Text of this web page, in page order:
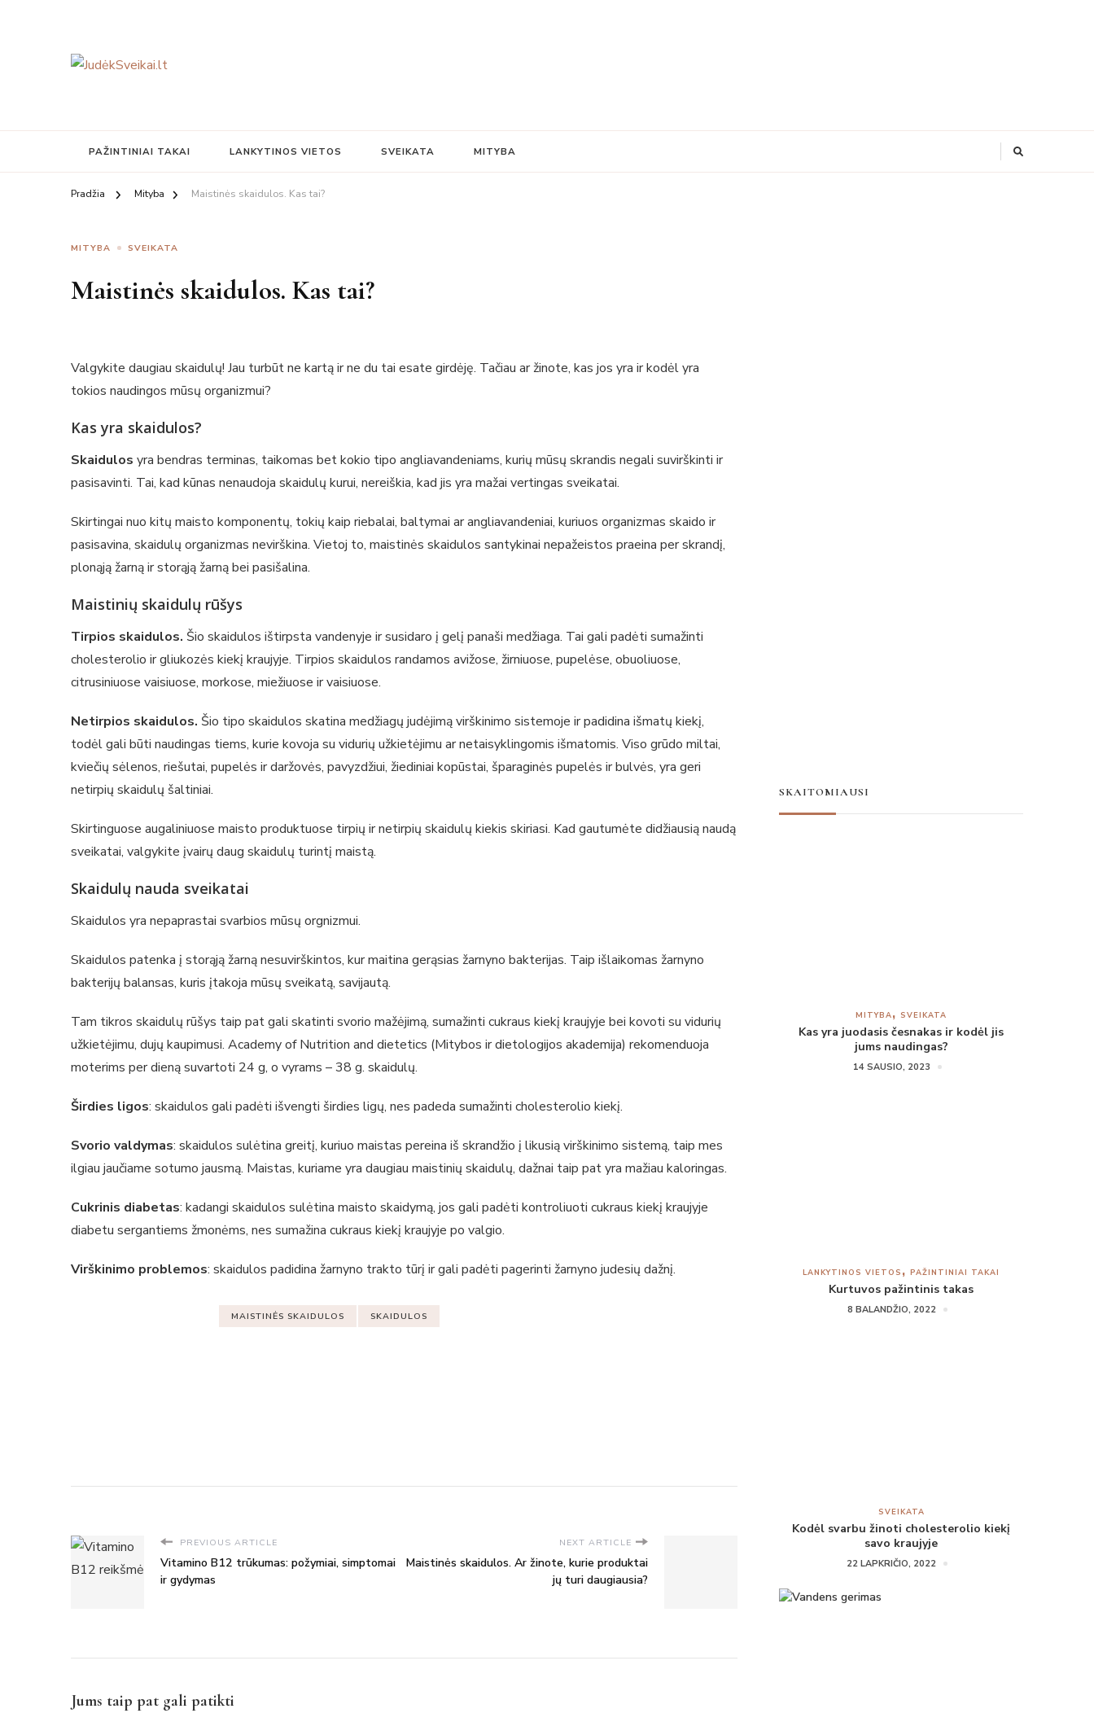
PAŽINTINIAI TAKAI LANKYTINOS VIETOS SVEIKATA MITYBA
Pradžia Mityba Maistinės skaidulos. Kas tai?
MITYBA SVEIKATA
Maistinės skaidulos. Kas tai?
Valgykite daugiau skaidulų! Jau turbūt ne kartą ir ne du tai esate girdėję. Tačiau ar žinote, kas jos yra ir kodėl yra
tokios naudingos mūsų organizmui?
Kas yra skaidulos?
Skaidulos yra bendras terminas, taikomas bet kokio tipo angliavandeniams, kurių mūsų skrandis negali suvirškinti ir
pasisavinti. Tai, kad kūnas nenaudoja skaidulų kurui, nereiškia, kad jis yra mažai vertingas sveikatai.
Skirtingai nuo kitų maisto komponentų, tokių kaip riebalai, baltymai ar angliavandeniai, kuriuos organizmas skaido ir
pasisavina, skaidulų organizmas nevirškina. Vietoj to, maistinės skaidulos santykinai nepažeistos praeina per skrandį,
plonąją žarną ir storąją žarną bei pasišalina.
Maistinių skaidulų rūšys
Tirpios skaidulos. Šio skaidulos ištirpsta vandenyje ir susidaro į gelį panaši medžiaga. Tai gali padėti sumažinti
cholesterolio ir gliukozės kiekį kraujyje. Tirpios skaidulos randamos avižose, žirniuose, pupelėse, obuoliuose,
citrusiniuose vaisiuose, morkose, miežiuose ir vaisiuose.
Netirpios skaidulos. Šio tipo skaidulos skatina medžiagų judėjimą virškinimo sistemoje ir padidina išmatų kiekį,
todėl gali būti naudingas tiems, kurie kovoja su vidurių užkietėjimu ar netaisyklingomis išmatomis. Viso grūdo miltai,
kviečių sėlenos, riešutai, pupelės ir daržovės, pavyzdžiui, žiediniai kopūstai, šparaginės pupelės ir bulvės, yra geri
netirpių skaidulų šaltiniai.
Skirtinguose augaliniuose maisto produktuose tirpių ir netirpių skaidulų kiekis skiriasi. Kad gautumėte didžiausią naudą
sveikatai, valgykite įvairų daug skaidulų turintį maistą.
Skaidulų nauda sveikatai
Skaidulos yra nepaprastai svarbios mūsų orgnizmui.
Skaidulos patenka į storąją žarną nesuvirškintos, kur maitina gerąsias žarnyno bakterijas. Taip išlaikomas žarnyno
bakterijų balansas, kuris įtakoja mūsų sveikatą, savijautą.
Tam tikros skaidulų rūšys taip pat gali skatinti svorio mažėjimą, sumažinti cukraus kiekį kraujyje bei kovoti su vidurių
užkietėjimu, dujų kaupimusi. Academy of Nutrition and dietetics (Mitybos ir dietologijos akademija) rekomenduoja
moterims per dieną suvartoti 24 g, o vyrams – 38 g. skaidulų.
Širdies ligos: skaidulos gali padėti išvengti širdies ligų, nes padeda sumažinti cholesterolio kiekį.
Svorio valdymas: skaidulos sulėtina greitį, kuriuo maistas pereina iš skrandžio į likusią virškinimo sistemą, taip mes
ilgiau jaučiame sotumo jausmą. Maistas, kuriame yra daugiau maistinių skaidulų, dažnai taip pat yra mažiau kaloringas.
Cukrinis diabetas: kadangi skaidulos sulėtina maisto skaidymą, jos gali padėti kontroliuoti cukraus kiekį kraujyje
diabetu sergantiems žmonėms, nes sumažina cukraus kiekį kraujyje po valgio.
Virškinimo problemos: skaidulos padidina žarnyno trakto tūrį ir gali padėti pagerinti žarnyno judesių dažnį.
MAISTINĖS SKAIDULOS SKAIDULOS
PREVIOUS ARTICLE
Vitamino B12 trūkumas: požymiai, simptomai
ir gydymas
NEXT ARTICLE
Maistinės skaidulos. Ar žinote, kurie produktai
jų turi daugiausia?
Jums taip pat gali patikti
SKAITOMIAUSI
MITYBA SVEIKATA
Kas yra juodasis česnakas ir kodėl jis
jums naudingas?
14 SAUSIO, 2023
LANKYTINOS VIETOS PAŽINTINIAI TAKAI
Kurtuvos pažintinis takas
8 BALANDŽIO, 2022
SVEIKATA
Kodėl svarbu žinoti cholesterolio kiekį
savo kraujyje
22 LAPKRIČIO, 2022